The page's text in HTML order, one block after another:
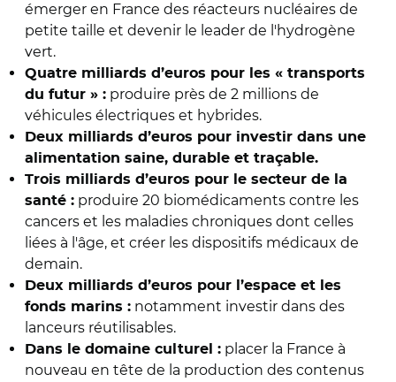
émerger en France des réacteurs nucléaires de
petite taille et devenir le leader de l'hydrogène
vert.
Quatre milliards d’euros pour les « transports
du futur » : produire près de 2 millions de
véhicules électriques et hybrides.
Deux milliards d’euros pour investir dans une
alimentation saine, durable et traçable.
Trois milliards d’euros pour le secteur de la
santé : produire 20 biomédicaments contre les
cancers et les maladies chroniques dont celles
liées à l'âge, et créer les dispositifs médicaux de
demain.
Deux milliards d’euros pour l’espace et les
fonds marins : notamment investir dans des
lanceurs réutilisables.
Dans le domaine culturel : placer la France à
nouveau en tête de la production des contenus